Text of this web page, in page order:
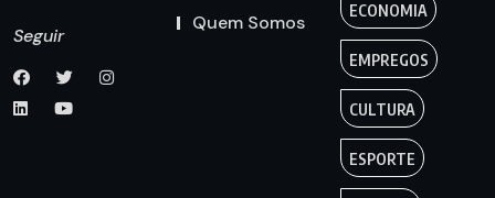
Seguir
Quem Somos
ECONOMIA
EMPREGOS
CULTURA
ESPORTE